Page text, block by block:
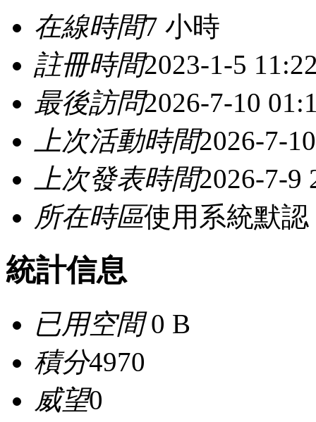
在線時間7 小時
註冊時間2023-1-5
最後訪問2026-7-10
上次活動時間2026-7-
上次發表時間2026-7-9
所在時區使用系統默認
統計信息
已用空間0 B
積分4970
威望0